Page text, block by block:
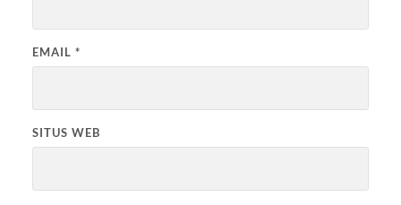
EMAIL *
SITUS WEB